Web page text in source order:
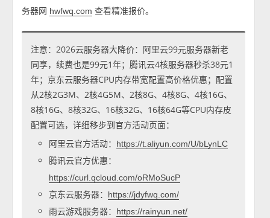
务器网 hwfwq.com 查看精准报价。
注意：2026云服务器大降价：阿里云99元服务器新老
同享，续费也是99元1年；腾讯云4核服务器秒杀38元1
年；京东云服务器CPU内存带宽配置高价格优惠；配置
从2核2G3M、2核4G5M、2核8G、4核8G、4核16G、
8核16G、8核32G、16核32G、16核64G等CPU内存皮
配置可选，详细移步到官方活动页面：
阿里云官方活动：
https://t.aliyun.com/U/bLynLC
腾讯云官方优惠：
https://curl.qcloud.com/oRMoSucP
京东云服务器： https://jdyfwq.com/
雨云游戏服务器： https://rainyun.net/